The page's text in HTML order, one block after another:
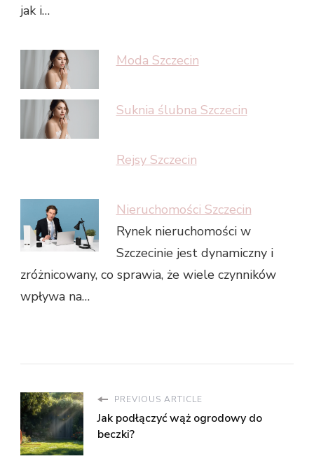
jak i…
Moda Szczecin
Suknia ślubna Szczecin
Rejsy Szczecin
Nieruchomości Szczecin
Rynek nieruchomości w
Szczecinie jest dynamiczny i
zróżnicowany, co sprawia, że wiele czynników
wpływa na…
PREVIOUS ARTICLE
Jak podłączyć wąż ogrodowy do
beczki?